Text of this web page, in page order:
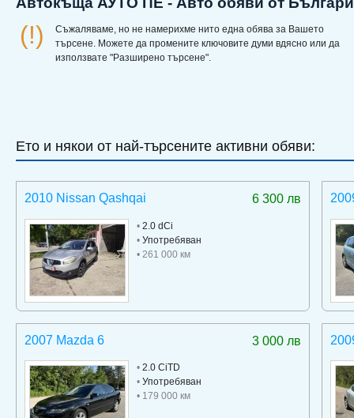
(!)
Съжаляваме, но не намерихме нито една обява за Вашето
търсене. Можете да промените ключовите думи вдясно или да
използвате "Разширено търсене".
Ето и някои от най-търсените активни обяви:
6 300 лв
2010 Nissan Qashqai
• 2.0 dCi
• Употребяван
• 261 000 км
3 000 лв
2007 Mazda 6
• 2.0 CiTD
• Употребяван
• 179 000 км